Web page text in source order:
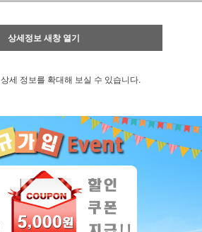
상세정보 새창 열기
상세 정보를 확대해 보실 수 있습니다.